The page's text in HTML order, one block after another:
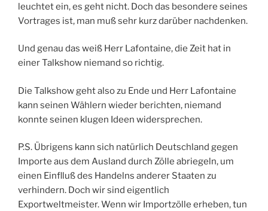
leuchtet ein, es geht nicht. Doch das besondere seines
Vortrages ist, man muß sehr kurz darüber nachdenken.
Und genau das weiß Herr Lafontaine, die Zeit hat in
einer Talkshow niemand so richtig.
Die Talkshow geht also zu Ende und Herr Lafontaine
kann seinen Wählern wieder berichten, niemand
konnte seinen klugen Ideen widersprechen.
P.S. Übrigens kann sich natürlich Deutschland gegen
Importe aus dem Ausland durch Zölle abriegeln, um
einen Einflluß des Handelns anderer Staaten zu
verhindern. Doch wir sind eigentlich
Exportweltmeister. Wenn wir Importzölle erheben, tun